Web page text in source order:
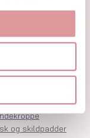
og skildpadder